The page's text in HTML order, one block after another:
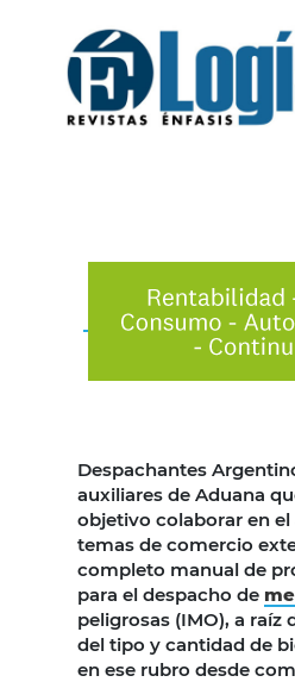
Despachantes
auxiliares de Aduana
objetivo colaborar en el
temas de comercio
completo manual de
para el despacho de
peligrosas (IMO), a raíz
del tipo y cantidad de
en ese rubro desde